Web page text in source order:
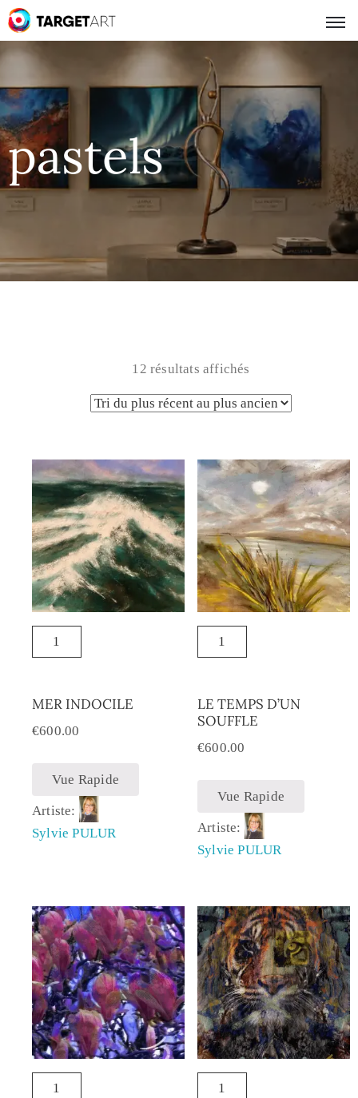
pastels
12 résultats affichés
MER INDOCILE
€600.00
Vue Rapide
Artiste:
Sylvie PULUR
LE TEMPS D’UN
SOUFFLE
€600.00
Vue Rapide
Artiste:
Sylvie PULUR